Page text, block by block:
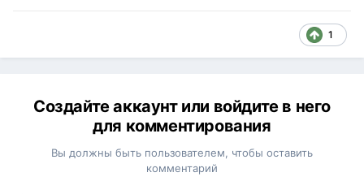
1
Создайте аккаунт или войдите в него
для комментирования
Вы должны быть пользователем, чтобы оставить
комментарий